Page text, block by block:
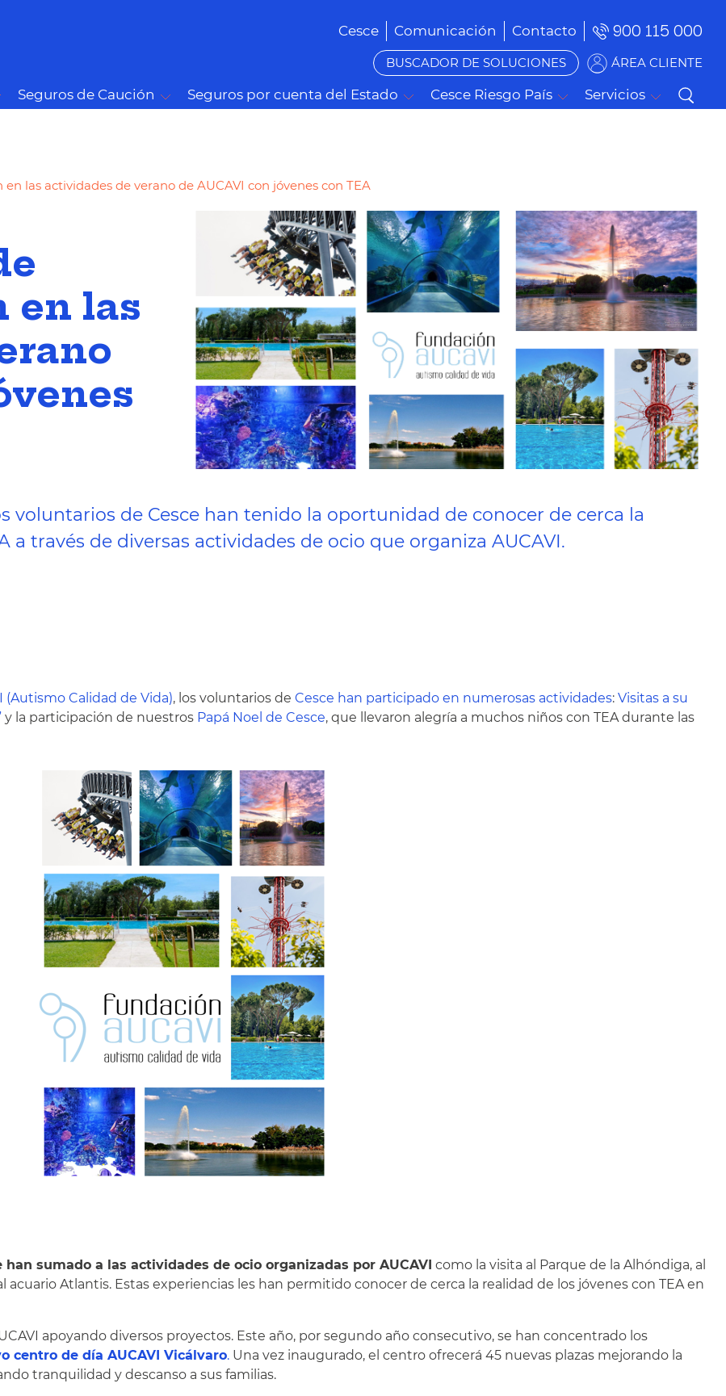
Cesce Comunicación Contacto 900 115 000
BUSCADOR DE SOLUCIONES ÁREA CLIENTE
Seguros de Caución Seguros por cuenta del Estado Cesce Riesgo País Servicios
las actividades de verano de AUCAVI con jóvenes con TEA
en las
voluntarios de Cesce han tenido la oportunidad de conocer de cerca la
a través de diversas actividades de ocio que organiza AUCAVI.
(Autismo Calidad de Vida), los voluntarios de Cesce han participado en numerosas actividades: Visitas a su
y la participación de nuestros Papá Noel de Cesce, que llevaron alegría a muchos niños con TEA durante las
sumado a las actividades de ocio organizadas por AUCAVI como la visita al Parque de la Alhóndiga, al
acuario Atlantis. Estas experiencias les han permitido conocer de cerca la realidad de los jóvenes con TEA en
apoyando diversos proyectos. Este año, por segundo año consecutivo, se han concentrado los
centro de día AUCAVI Vicálvaro. Una vez inaugurado, el centro ofrecerá 45 nuevas plazas mejorando la
tranquilidad y descanso a sus familias.